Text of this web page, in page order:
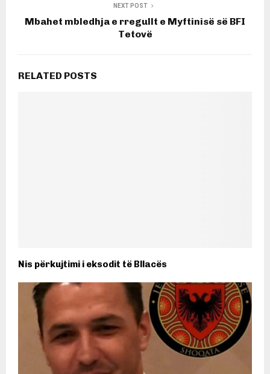
NEXT POST
Mbahet mbledhja e rregullt e Myftinisë së BFI
Tetovë
RELATED POSTS
Nis përkujtimi i eksodit të Bllacës